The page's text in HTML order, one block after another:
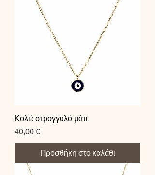
Κολιέ στρογγυλό μάτι
Τιμή
40,00 €
Προσθήκη στο καλάθι